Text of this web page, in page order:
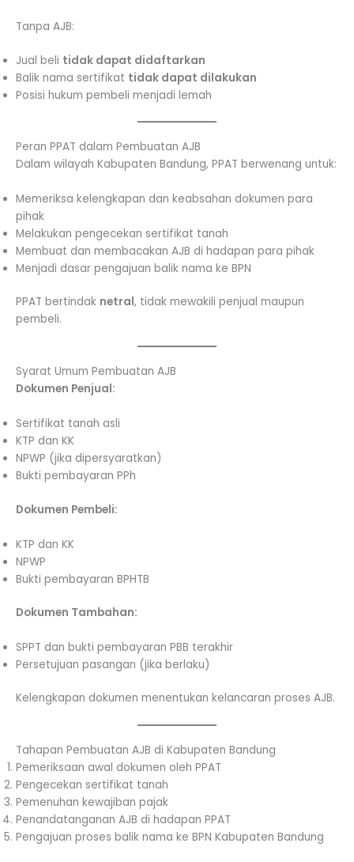
Tanpa AJB:
Jual beli tidak dapat didaftarkan
Balik nama sertifikat tidak dapat dilakukan
Posisi hukum pembeli menjadi lemah
Peran PPAT dalam Pembuatan AJB
Dalam wilayah Kabupaten Bandung, PPAT berwenang untuk:
Memeriksa kelengkapan dan keabsahan dokumen para
pihak
Melakukan pengecekan sertifikat tanah
Membuat dan membacakan AJB di hadapan para pihak
Menjadi dasar pengajuan balik nama ke BPN
PPAT bertindak netral, tidak mewakili penjual maupun
pembeli.
Syarat Umum Pembuatan AJB
Dokumen Penjual:
Sertifikat tanah asli
KTP dan KK
NPWP (jika dipersyaratkan)
Bukti pembayaran PPh
Dokumen Pembeli:
KTP dan KK
NPWP
Bukti pembayaran BPHTB
Dokumen Tambahan:
SPPT dan bukti pembayaran PBB terakhir
Persetujuan pasangan (jika berlaku)
Kelengkapan dokumen menentukan kelancaran proses AJB.
Tahapan Pembuatan AJB di Kabupaten Bandung
Pemeriksaan awal dokumen oleh PPAT
Pengecekan sertifikat tanah
Pemenuhan kewajiban pajak
Penandatanganan AJB di hadapan PPAT
Pengajuan proses balik nama ke BPN Kabupaten Bandung